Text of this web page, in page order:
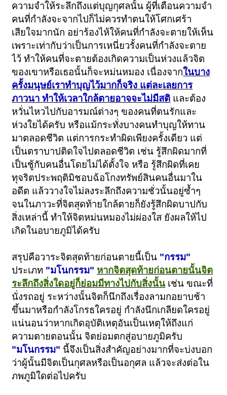
ความจำให้ระลึกถึงแต่บุญกุศลนั้น ผู้ที่เตือนความจำ
คนที่กำลังจะจากไปก็ไม่ควรทำตนให้โศกเศร้า
เสียใจมากนัก อย่าร้องไห้ให้คนที่กำลังจะตายให้เห็น
เพราะเท่ากับว่าเป็นการเหนี่ยวรั้งคนที่กำลังจะตาย
ไว้ ทำให้คนที่จะตายต้องเกิดความเป็นห่วงแล้วจิต
ของเขาหรือเธอนั้นก็จะหม่นหมอง เนื่องจากในบาง
ครั้งมนุษย์เราทำบุญไว้มากก็จริง แต่ละเลยการ
ภาวนา ทำให้เวลาใกล้ตายอาจจะไม่มีสติ และต้อง
หวั่นไหวไปกับอารมณ์ต่างๆ ของคนที่ตนรักและ
ห่วงใยได้ครับ หรือแม้กระทั่งบางคนทำบุญให้ทาน
มาตลอดชีวิต แต่การกระทำผิดเพียงครั้งเดียว แต่
เป็นตราบาปติดใจไปตลอดชีวิต เช่น รู้สึกผิดมากที่
เป็นชู้กับคนอื่นโดยไม่ได้ตั้งใจ หรือ รู้สึกผิดที่เคย
ทุจริตประพฤติมิชอบฉ้อโกงทรัพย์สินคนอื่นมาใน
อดีต แล้ววางใจไม่ลงระลึกถึงความชั่วนั้นอยู่ซ้ำๆ
จนในภาวะที่จิตสุดท้ายใกล้ตายก็ยังรู้สึกผิดบาปกับ
สิ่งเหล่านี้ ทำให้จิตหม่นหมองไม่ผ่องใส ยังผลให้ไป
เกิดในอบายภูมิได้ครับ
สรุปคือวาระจิตสุดท้ายก่อนตายนี้เป็น "กรรม"
ประเภท "มโนกรรม" หากจิตสุดท้ายก่อนตายนั้นจิต
ระลึกถึงสิ่งใดอยู่ก็ย่อมมีทางไปกับสิ่งนั้น เช่น ขณะที่
นั่งรถอยู่ ระหว่างนั้นจิตก็นึกถึงเรื่องลามกอยาบช้า
ขึ้นมาหรือกำลังโกรธใครอยู่ กำลังนึกเกลียดใครอยู่
แน่นอนว่าหากเกิดอุบัติเหตุอันเป็นเหตุให้ถึงแก่
ความตายตอนนั้น จิตย่อมตกสู่อบายภูมิครับ
"มโนกรรม" นี้จึงเป็นสิ่งสำคัญอย่างมากที่จะบ่งบอก
ว่าผู้นั้นมีจิตเป็นกุศลหรือเป็นอกุศล แล้วจะส่งต่อใน
ภพภูมิใดต่อไปครับ